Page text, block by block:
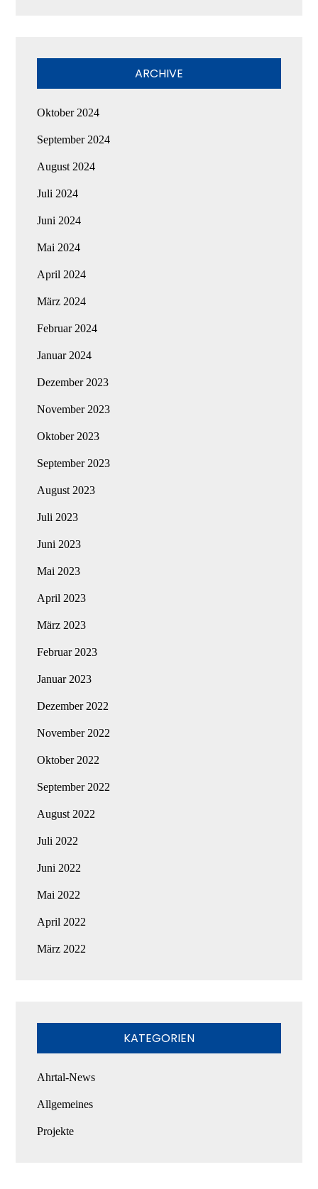
ARCHIVE
Oktober 2024
September 2024
August 2024
Juli 2024
Juni 2024
Mai 2024
April 2024
März 2024
Februar 2024
Januar 2024
Dezember 2023
November 2023
Oktober 2023
September 2023
August 2023
Juli 2023
Juni 2023
Mai 2023
April 2023
März 2023
Februar 2023
Januar 2023
Dezember 2022
November 2022
Oktober 2022
September 2022
August 2022
Juli 2022
Juni 2022
Mai 2022
April 2022
März 2022
KATEGORIEN
Ahrtal-News
Allgemeines
Projekte